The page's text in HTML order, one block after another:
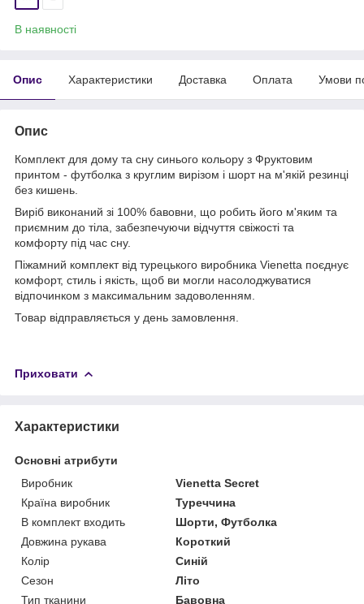
В наявності
Опис Характеристики Доставка Оплата Умови
Опис
Комплект для дому та сну синього кольору з Фруктовим
принтом - футболка з круглим вирізом і шорт на м'якій резинці
без кишень.
Виріб виконаний зі 100% бавовни, що робить його м'яким та
приємним до тіла, забезпечуючи відчуття свіжості та
комфорту під час сну.
Піжамний комплект від турецького виробника Vienetta поєднує
комфорт, стиль і якість, щоб ви могли насолоджуватися
відпочинком з максимальним задоволенням.
Товар відправляється у день замовлення.
Приховати
Характеристики
Основні атрибути
Виробник
Vienetta Secret
Країна виробник
Туреччина
В комплект входить
Шорти, Футболка
Довжина рукава
Короткий
Колір
Синій
Сезон
Літо
Тип тканини
Бавовна